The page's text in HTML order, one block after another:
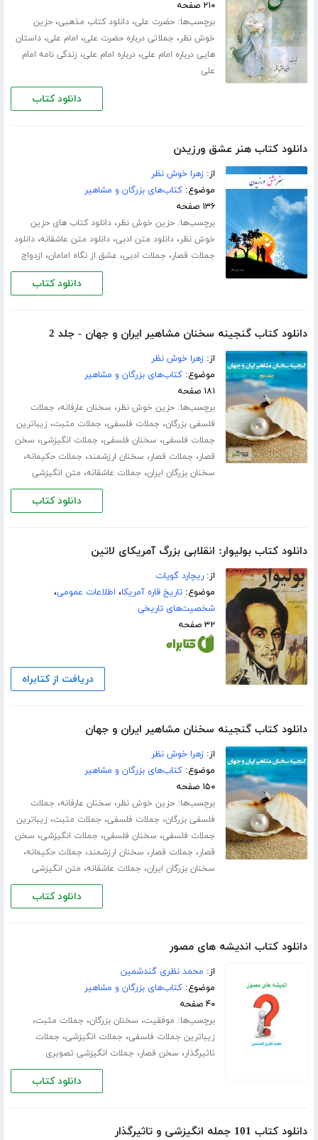
۲۱۰ صفحه
برچسب‌ها:حضرت علی،دانلود کتاب مذهبی،حزین
خوش نظر، جملاتی درباره حضرت علی، امام علی،داستان
هایی درباره امام علی،درباره امام علی، زندگی نامه امام
علی
دانلود کتاب
دانلود کتاب هنر عشق ورزیدن
از:زهرا خوش نظر
موضوع:کتاب‌های بزرگان و مشاهیر
۱۳۶ صفحه
برچسب‌ها:حزین خوش نظر،دانلود کتاب های حزین
خوش نظر،دانلود متن ادبی،دانلود متن عاشقانه،دانلود
جملات قصار، جملات ادبی، عشق از نگاه امامان، ازدواج
دانلود کتاب
دانلود کتاب گنجینه سخنان مشاهیر ایران و جهان - جلد 2
از:زهرا خوش نظر
موضوع:کتاب‌های بزرگان و مشاهیر
۱۸۱ صفحه
برچسب‌ها:حزین خوش نظر، سخنان عارفانه، جملات
فلسفی بزرگان، جملات فلسفی، جملات مثبت، زیباترین
جملات فلسفی، سخنان فلسفی، جملات انگیزشی، سخن
قصار، جملات قصار، سخنان ارزشمند، جملات حکیمانه،
سخنان بزرگان ایران، جملات عاشقانه، متن انگیزشی
دانلود کتاب
دانلود کتاب بولیوار: انقلابی بزرگ آمریکای لاتین
از:ریچارد گویات
موضوع:تاریخ قاره آمریکا، اطلاعات عمومی،
شخصیت‌های تاریخی
۳۲ صفحه
دریافت از کتابراه
دانلود کتاب گنجینه سخنان مشاهیر ایران و جهان
از:زهرا خوش نظر
موضوع:کتاب‌های بزرگان و مشاهیر
۱۵۰ صفحه
برچسب‌ها:حزین خوش نظر، سخنان عارفانه، جملات
فلسفی بزرگان، جملات فلسفی، جملات مثبت، زیباترین
جملات فلسفی، سخنان فلسفی، جملات انگیزشی، سخن
قصار، جملات قصار، سخنان ارزشمند، جملات حکیمانه،
سخنان بزرگان ایران، جملات عاشقانه، متن انگیزشی
دانلود کتاب
دانلود کتاب اندیشه های مصور
از: محمد نظری گندشمین
موضوع:کتاب‌های بزرگان و مشاهیر
۴۰ صفحه
برچسب‌ها: موفقیت، سخنان بزرگان، جملات مثبت،
زیباترین جملات فلسفی، جملات انگیزشی، جملات
تاثیرگذار، سخن قصار، جملات انگیزشی تصویری
دانلود کتاب
دانلود کتاب 101 جمله انگیزشی و تاثیرگذار